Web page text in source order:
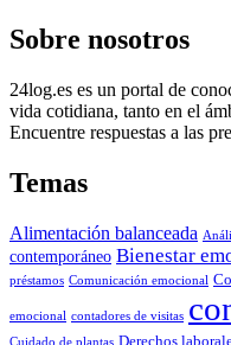
Sobre nosotros
24log.es es un portal de
vida cotidiana, tanto en el
Encuentre respuestas a las
Temas
Alimentación balanceada
contemporáneo Bienestar
préstamos Comunicación emocional
emocional contadores de visitas
Cuidado de plantas Derechos